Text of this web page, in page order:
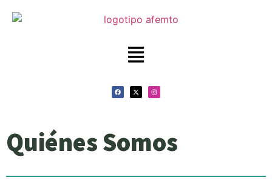
Quiénes Somos